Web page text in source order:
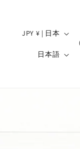
国
JPY ¥ | 日本
言
日本語